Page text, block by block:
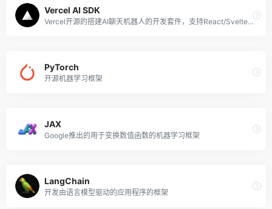
Vercel AI SDK
Vercel开源的搭建AI聊天机器人的开发套件，支持React/Svelte/Vue等框架
PyTorch
开源机器学习框架
JAX
Google推出的用于变换数值函数的机器学习框架
LangChain
开发由语言模型驱动的应用程序的框架